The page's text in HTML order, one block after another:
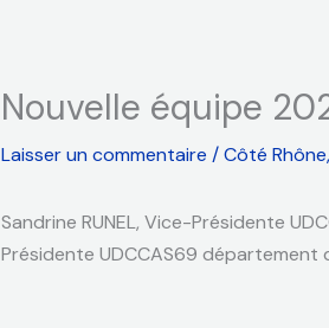
Nouvelle équipe
Laisser un commentaire /Côté Rhône,
Sandrine RUNEL, Vice-Présidente
Présidente UDCCAS69